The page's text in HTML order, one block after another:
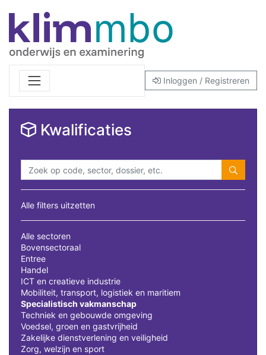
Inloggen / Registreren
Kwalificaties
Alle filters uitzetten
Alle sectoren
Bovensectoraal
Entree
Handel
ICT en creatieve industrie
Mobiliteit, transport, logistiek en maritiem
Specialistisch vakmanschap
Techniek en gebouwde omgeving
Voedsel, groen en gastvrijheid
Zakelijke dienstverlening en veiligheid
Zorg, welzijn en sport